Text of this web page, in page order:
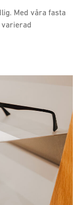
Med våra fasta